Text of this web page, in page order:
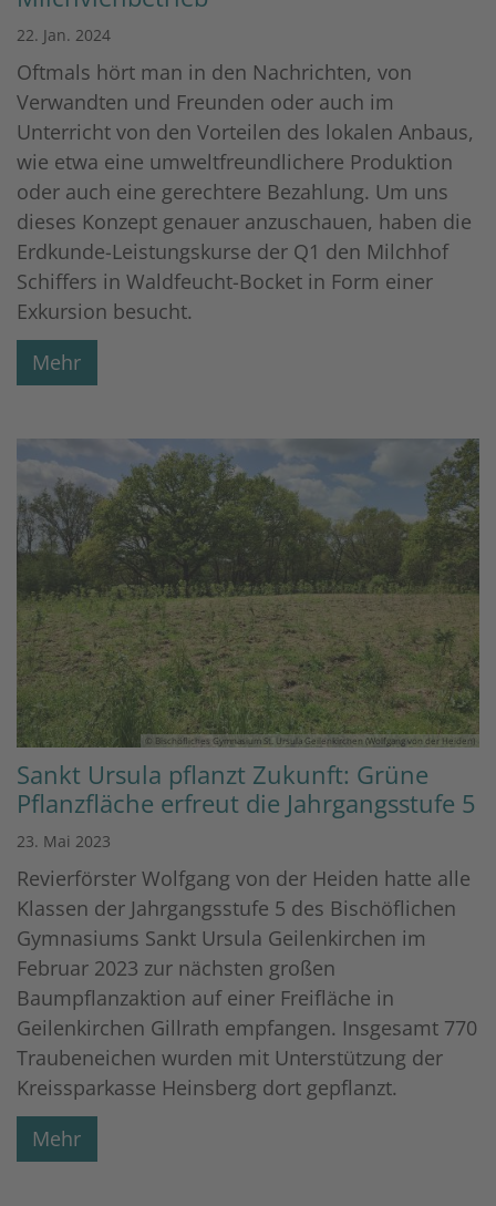
22. Jan. 2024
Oftmals hört man in den Nachrichten, von
Verwandten und Freunden oder auch im
Unterricht von den Vorteilen des lokalen Anbaus,
wie etwa eine umweltfreundlichere Produktion
oder auch eine gerechtere Bezahlung. Um uns
dieses Konzept genauer anzuschauen, haben die
Erdkunde-Leistungskurse der Q1 den Milchhof
Schiffers in Waldfeucht-Bocket in Form einer
Exkursion besucht.
Mehr
© Bischöfliches Gymnasium St. Ursula Geilenkirchen (Wolfgang von der Heiden)
Sankt Ursula pflanzt Zukunft: Grüne
Pflanzfläche erfreut die Jahrgangsstufe 5
23. Mai 2023
Revierförster Wolfgang von der Heiden hatte alle
Klassen der Jahrgangsstufe 5 des Bischöflichen
Gymnasiums Sankt Ursula Geilenkirchen im
Februar 2023 zur nächsten großen
Baumpflanzaktion auf einer Freifläche in
Geilenkirchen Gillrath empfangen. Insgesamt 770
Traubeneichen wurden mit Unterstützung der
Kreissparkasse Heinsberg dort gepflanzt.
Mehr